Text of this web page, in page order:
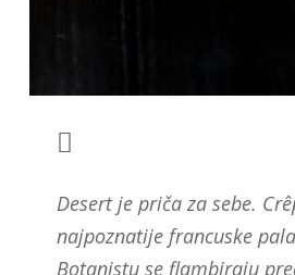
Desert je priča za sebe.
najpoznatije francuske
Botanistu se flambiraju